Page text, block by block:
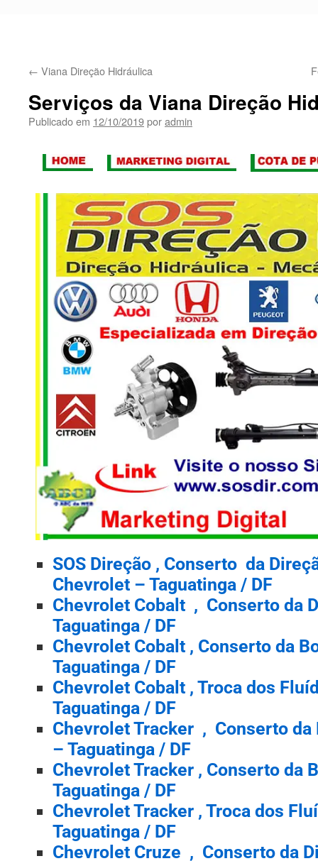
← Viana Direção Hidráulica
Serviços da Viana Direção
Publicado em 12/10/2019poradmin
SOS Direção , Conserto da
Chevrolet – Taguatinga / DF
Chevrolet Cobalt , Conserto da
Taguatinga / DF
Chevrolet Cobalt , Conserto da
Taguatinga / DF
Chevrolet Cobalt , Troca dos
Taguatinga / DF
Chevrolet Tracker , Conserto da
– Taguatinga / DF
Chevrolet Tracker , Conserto
Taguatinga / DF
Chevrolet Tracker , Troca dos
Taguatinga / DF
Chevrolet Cruze , Conserto da